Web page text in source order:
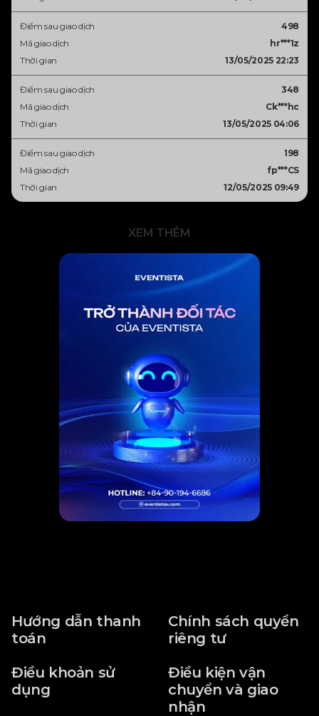
Điểm sau giao dịch
498
Mã giao dịch
hr***1z
Thời gian
13/05/2025 22:23
Điểm sau giao dịch
348
Mã giao dịch
Ck***hc
Thời gian
13/05/2025 04:06
Điểm sau giao dịch
198
Mã giao dịch
fp***CS
Thời gian
12/05/2025 09:49
XEM THÊM
Hướng dẫn thanh
toán
Chính sách quyền
riêng tư
Điều khoản sử
dụng
Điều kiện vận
chuyển và giao
nhận